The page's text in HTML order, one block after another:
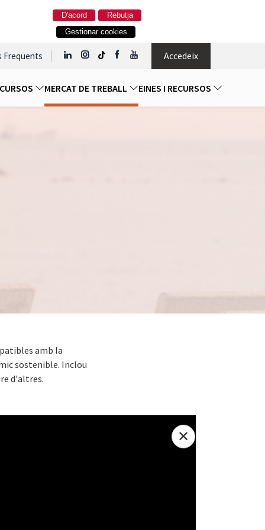
Rebutja
D'acord
Gestionar cookies
Freqüents Accedeix
MERCAT DE TREBALL EINES I RECURSOS
amb la
sostenible. Inclou
d'altres.
✕